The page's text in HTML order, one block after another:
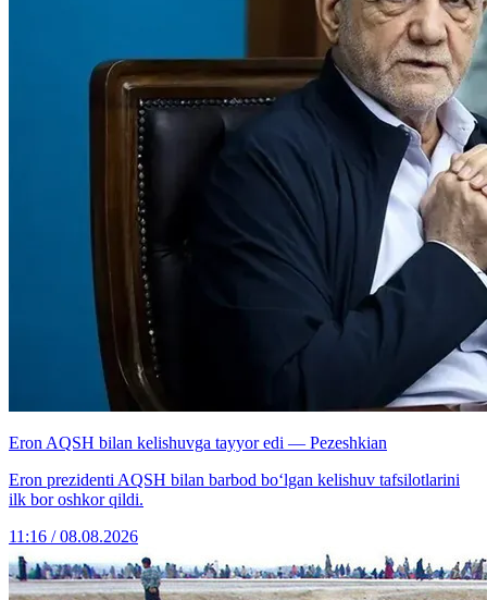
Eron AQSH bilan kelishuvga tayyor edi — Pezeshkian
Eron prezidenti AQSH bilan barbod bo‘lgan kelishuv tafsilotlarini
ilk bor oshkor qildi.
11:16 / 08.08.2026